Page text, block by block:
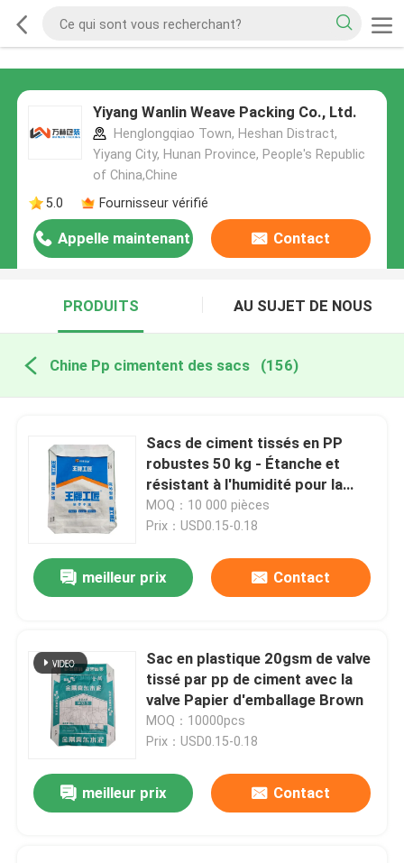
Yiyang Wanlin Weave Packing Co., Ltd.
Henglongqiao Town, Heshan Distract,
Yiyang City, Hunan Province, People's Republic
of China,Chine
5.0
Fournisseur vérifié
Appelle maintenant Contact
PRODUITS AU SUJET DE NOUS
Chine Pp cimentent des sacs (156)
Sacs de ciment tissés en PP
robustes 50 kg - Étanche et
résistant à l'humidité pour la
construction
MOQ：10 000 pièces
Prix：USD0.15-0.18
meilleur prix Contact
Sac en plastique 20gsm de valve
tissé par pp de ciment avec la
valve Papier d'emballage Brown
MOQ：10000pcs
Prix：USD0.15-0.18
meilleur prix Contact